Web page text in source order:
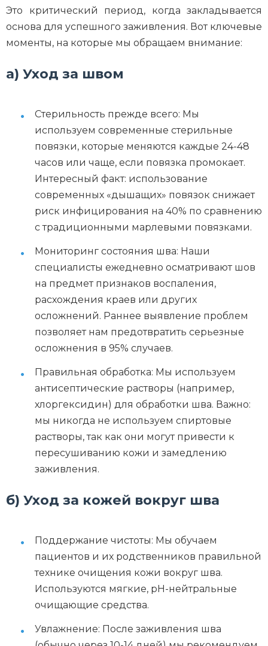
Это критический период, когда закладывается
основа для успешного заживления. Вот ключевые
моменты, на которые мы обращаем внимание:
а) Уход за швом
Стерильность прежде всего: Мы
используем современные стерильные
повязки, которые меняются каждые 24-48
часов или чаще, если повязка промокает.
Интересный факт: использование
современных «дышащих» повязок снижает
риск инфицирования на 40% по сравнению
с традиционными марлевыми повязками.
Мониторинг состояния шва: Наши
специалисты ежедневно осматривают шов
на предмет признаков воспаления,
расхождения краев или других
осложнений. Раннее выявление проблем
позволяет нам предотвратить серьезные
осложнения в 95% случаев.
Правильная обработка: Мы используем
антисептические растворы (например,
хлоргексидин) для обработки шва. Важно:
мы никогда не используем спиртовые
растворы, так как они могут привести к
пересушиванию кожи и замедлению
заживления.
б) Уход за кожей вокруг шва
Поддержание чистоты: Мы обучаем
пациентов и их родственников правильной
технике очищения кожи вокруг шва.
Используются мягкие, pH-нейтральные
очищающие средства.
Увлажнение: После заживления шва